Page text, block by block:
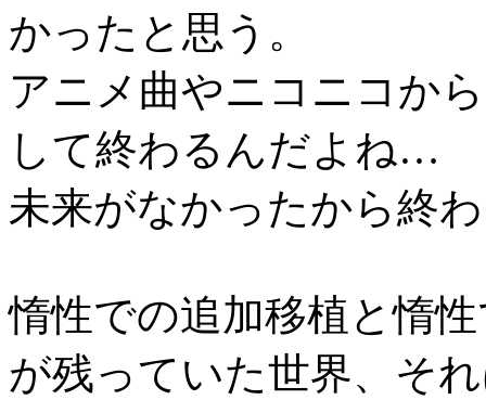
かったと思う。
アニメ曲やニコニコか
して終わるんだよね…
未来がなかったから終
惰性での追加移植と惰
が残っていた世界、そ